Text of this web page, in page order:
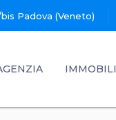
Padova (Veneto)
IMMOBILI